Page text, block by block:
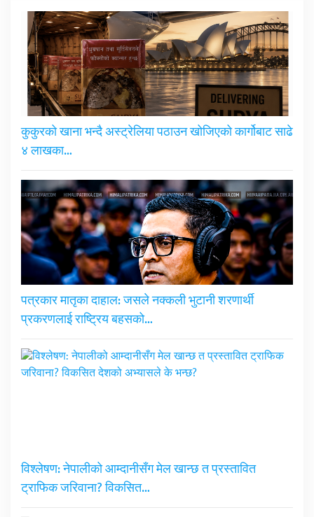
कुकुरको खाना भन्दै अस्ट्रेलिया पठाउन खोजिएको कार्गोबाट साढे
४ लाखका…
पत्रकार मातृका दाहाल: जसले नक्कली भुटानी शरणार्थी
प्रकरणलाई राष्ट्रिय बहसको…
विश्लेषण: नेपालीको आम्दानीसँग मेल खान्छ त प्रस्तावित
ट्राफिक जरिवाना? विकसित…